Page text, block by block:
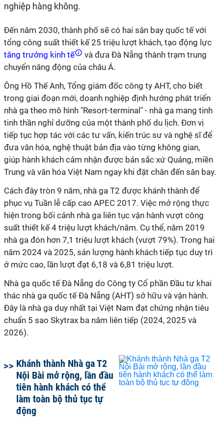
nghiệp hàng không.
Đến năm 2030, thành phố sẽ có hai sân bay quốc tế với
tổng công suất thiết kế 25 triệu lượt khách, tạo động lực
tăng trưởng kinh tế
và đưa Đà Nẵng thành trạm trung
chuyển năng động của châu Á.
Ông Hồ Thế Anh, Tổng giám đốc công ty AHT, cho biết
trong giai đoạn mới, doanh nghiệp định hướng phát triển
nhà ga theo mô hình "Resort-terminal" - nhà ga mang tinh
tinh thần nghỉ dưỡng của một thành phố du lịch. Đơn vị
tiếp tục hợp tác với các tư vấn, kiến trúc sư và nghệ sĩ để
đưa văn hóa, nghệ thuật bản địa vào từng không gian,
giúp hành khách cảm nhận được bản sắc xứ Quảng, miền
Trung và văn hóa Việt Nam ngay khi đặt chân đến sân bay.
Cách đây tròn 9 năm, nhà ga T2 được khánh thành để
phục vụ Tuần lễ cấp cao APEC 2017. Việc mở rộng thực
hiện trong bối cảnh nhà ga liên tục vận hành vượt công
suất thiết kế 4 triệu lượt khách/năm. Cụ thể, năm 2019
nhà ga đón hơn 7,1 triệu lượt khách (vượt 79%). Trong hai
năm 2024 và 2025, sản lượng hành khách tiếp tục duy trì
ở mức cao, lần lượt đạt 6,18 và 6,81 triệu lượt.
Nhà ga quốc tế Đà Nẵng do Công ty Cổ phần Đầu tư khai
thác nhà ga quốc tế Đà Nẵng (AHT) sở hữu và vận hành.
Đây là nhà ga duy nhất tại Việt Nam đạt chứng nhận tiêu
chuẩn 5 sao Skytrax ba năm liên tiếp (2024, 2025 và
2026).
Khánh thành Nhà ga T2
Nội Bài mở rộng, lần đầu
tiên hành khách có thể
làm toàn bộ thủ tục tự
động